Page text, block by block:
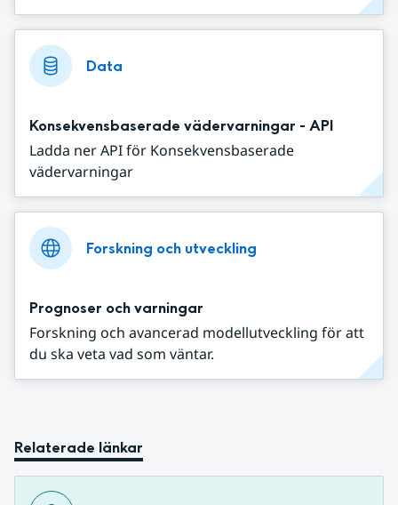
Data
Konsekvensbaserade vädervarningar - API
Ladda ner API för Konsekvensbaserade
vädervarningar
Forskning och utveckling
Prognoser och varningar
Forskning och avancerad modellutveckling för att
du ska veta vad som väntar.
Relaterade länkar